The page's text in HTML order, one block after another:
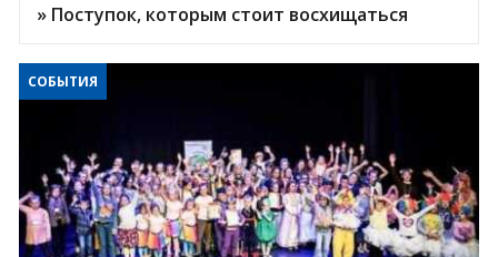
» Поступок, которым стоит восхищаться
СОБЫТИЯ